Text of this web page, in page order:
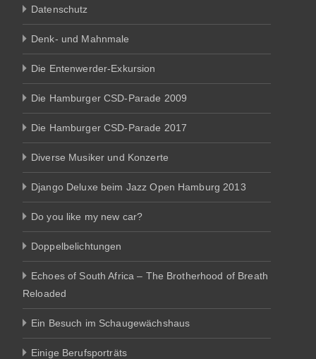
Datenschutz
Denk- und Mahnmale
Die Entenwerder-Exkursion
Die Hamburger CSD-Parade 2009
Die Hamburger CSD-Parade 2017
Diverse Musiker und Konzerte
Django Deluxe beim Jazz Open Hamburg 2013
Do you like my new car?
Doppelbelichtungen
Echoes of South Africa – The Brotherhood of Breath
Reloaded
Ein Besuch im Schaugewächshaus
Einige Berufsporträts